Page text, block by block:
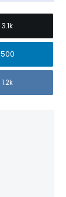
3.1k
500
1.2k